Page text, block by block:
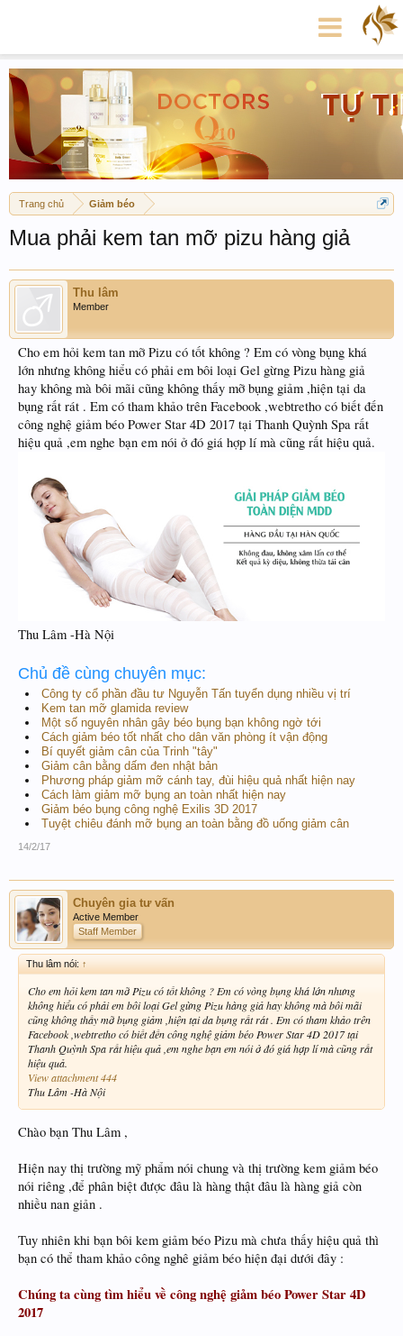
Trang chủ Giảm béo
Mua phải kem tan mỡ pizu hàng giả
Thu lâm
Member
Cho em hỏi kem tan mỡ Pizu có tốt không ? Em có vòng bụng khá
lớn nhưng không hiểu có phải em bôi loại Gel gừng Pizu hàng giả
hay không mà bôi mãi cũng không thấy mỡ bụng giảm ,hiện tại da
bụng rất rát . Em có tham khảo trên Facebook ,webtretho có biết đến
công nghệ giảm béo Power Star 4D 2017 tại Thanh Quỳnh Spa rất
hiệu quả ,em nghe bạn em nói ở đó giá hợp lí mà cũng rất hiệu quả.
Thu Lâm -Hà Nội
Chủ đề cùng chuyên mục:
Công ty cổ phần đầu tư Nguyễn Tấn tuyển dụng nhiều vị trí
Kem tan mỡ glamida review
Một số nguyên nhân gây béo bụng bạn không ngờ tới
Cách giảm béo tốt nhất cho dân văn phòng ít vận động
Bí quyết giảm cân của Trinh "tây"
Giảm cân bằng dấm đen nhật bản
Phương pháp giảm mỡ cánh tay, đùi hiệu quả nhất hiện nay
Cách làm giảm mỡ bụng an toàn nhất hiện nay
Giảm béo bụng công nghệ Exilis 3D 2017
Tuyệt chiêu đánh mỡ bụng an toàn bằng đồ uống giảm cân
14/2/17
Chuyên gia tư vấn
Active Member
Staff Member
Thu lâm nói: ↑
Cho em hỏi kem tan mỡ Pizu có tốt không ? Em có vòng bụng khá lớn nhưng
không hiểu có phải em bôi loại Gel gừng Pizu hàng giả hay không mà bôi mãi
cũng không thấy mỡ bụng giảm ,hiện tại da bụng rất rát . Em có tham khảo trên
Facebook ,webtretho có biết đến công nghệ giảm béo Power Star 4D 2017 tại
Thanh Quỳnh Spa rất hiệu quả ,em nghe bạn em nói ở đó giá hợp lí mà cũng rất
hiệu quả.
View attachment 444
Thu Lâm -Hà Nội
Chào bạn Thu Lâm ,
Hiện nay thị trường mỹ phẩm nói chung và thị trường kem giảm béo
nói riêng ,để phân biệt được đâu là hàng thật đâu là hàng giả còn
nhiều nan giản .
Tuy nhiên khi bạn bôi kem giảm béo Pizu mà chưa thấy hiệu quả thì
bạn có thể tham khảo công nghê giảm béo hiện đại dưới đây :
Chúng ta cùng tìm hiểu về công nghệ giảm béo Power Star 4D
2017